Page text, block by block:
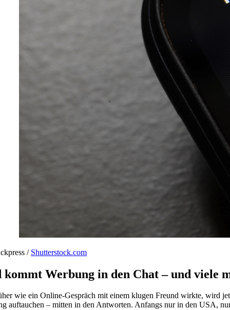
/ Shutterstock.com
kommt Werbung in den Chat – und viele
wie ein Online-Gespräch mit einem klugen Freund wirkte, wird
auftauchen – mitten in den Antworten. Anfangs nur in den USA,